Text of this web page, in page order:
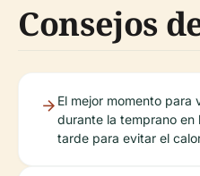
Consejos
El mejor momento para
durante la temprano en
tarde para evitar el